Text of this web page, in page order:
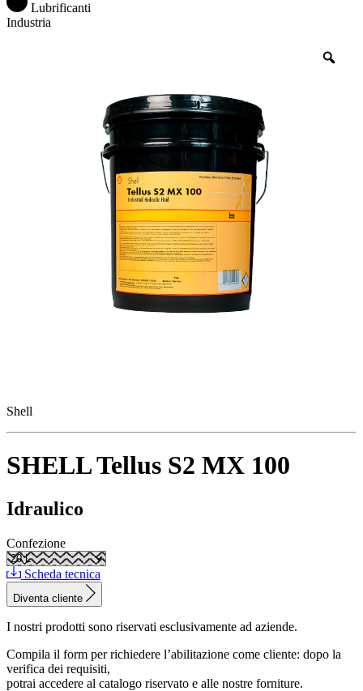
Lubrificanti
Industria
Shell
SHELL Tellus S2 MX 100
Idraulico
Confezione
Scheda tecnica
Diventa cliente
I nostri prodotti sono riservati esclusivamente ad aziende.
Compila il form per richiedere l’abilitazione come cliente: dopo la
verifica dei requisiti,
potrai accedere al catalogo riservato e alle nostre forniture.